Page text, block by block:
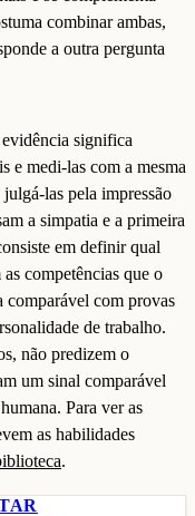
combinar ambas,
a outra pergunta
significa
e medi-las com a mesma
las pela impressão
a simpatia e a primeira
em definir qual
competências que o
comparável com provas
de trabalho.
não predizem o
um sinal comparável
Para ver as
as habilidades
.